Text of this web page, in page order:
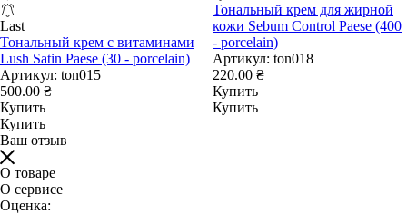
Last
Тональный крем с витаминами
Lush Satin Paese (30 - porcelain)
Артикул: ton015
500.00 ₴
Купить
Купить
Тональный крем для жирной
кожи Sebum Control Paese (400
- porcelain)
Артикул: ton018
220.00 ₴
Купить
Купить
Ваш отзыв
О товаре
О сервисе
Оценка: